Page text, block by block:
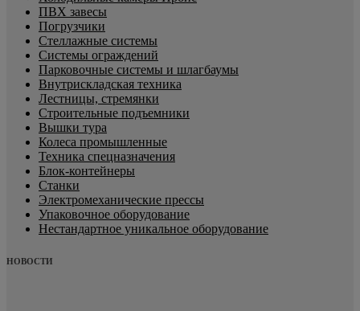
ПВХ завесы
Погрузчики
Стеллажные системы
Системы ограждений
Парковочные системы и шлагбаумы
Внутрискладская техника
Лестницы, стремянки
Строительные подъемники
Вышки тура
Колеса промышленные
Техника спецназначения
Блок-контейнеры
Станки
Электромеханические прессы
Упаковочное оборудование
Нестандартное уникальное оборудование
НОВОСТИ